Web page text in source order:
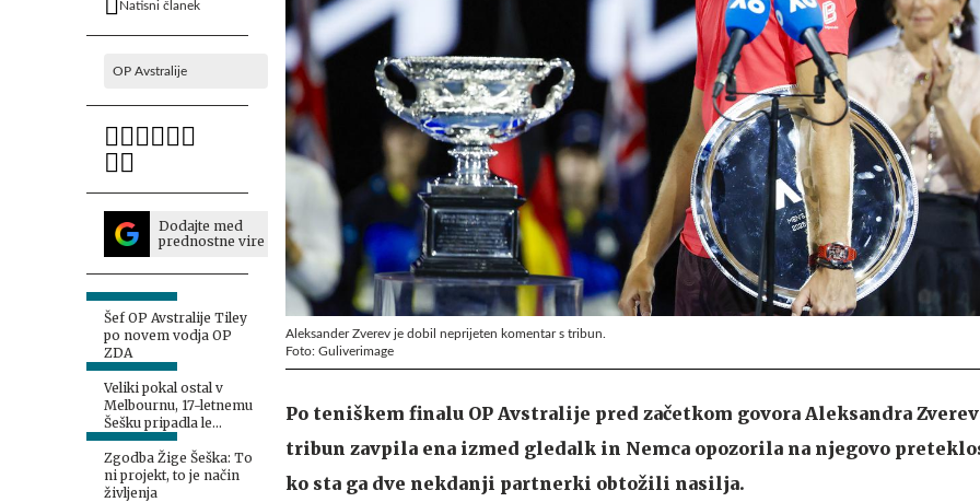
Natisni članek
OP Avstralije
Dodajte med
prednostne vire
Šef OP Avstralije Tiley
po novem vodja OP
ZDA
Veliki pokal ostal v
Melbournu, 17-letnemu
Šešku pripadla le
replika
Zgodba Žige Šeška: To
ni projekt, to je način
življenja
Aleksander Zverev je dobil neprijeten komentar s tribun.
Foto: Guliverimage
Po teniškem finalu OP Avstralije pred začetkom govora Aleksandra
tribun zavpila ena izmed gledalk in Nemca opozorila na njegovo
ko sta ga dve nekdanji partnerki obtožili nasilja.